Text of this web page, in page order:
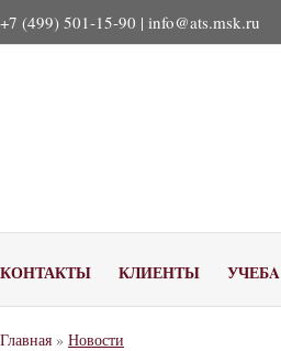
+7 (499) 501-15-90 | info@ats.msk.ru
КОНТАКТЫ КЛИЕНТЫ УЧЕБA
Главная » Новости